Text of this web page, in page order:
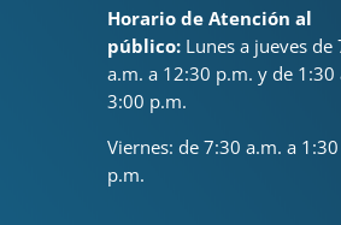
Horario de Atención al
público:Lunes a jueves de
a.m. a 12:30 p.m. y de 1:30
3:00 p.m.
Viernes: de 7:30 a.m. a 1:30
p.m.